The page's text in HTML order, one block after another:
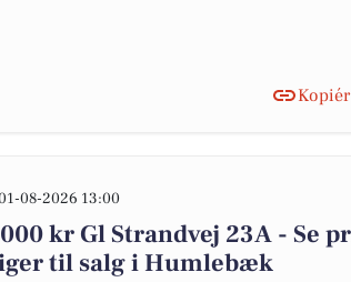
08-2026 13:00
kr Gl Strandvej 23A - Se
til salg i Humlebæk